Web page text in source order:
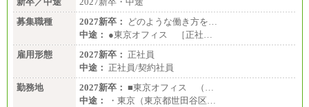
募集職種
2027新卒：
どのような働き方を…
中途： ●東京オフィス ［正社…
雇用形態
2027新卒： 正社員
中途： 正社員/契約社員
勤務地
2027新卒： ■東京オフィス （…
中途：
・東京（東京都世田谷区…